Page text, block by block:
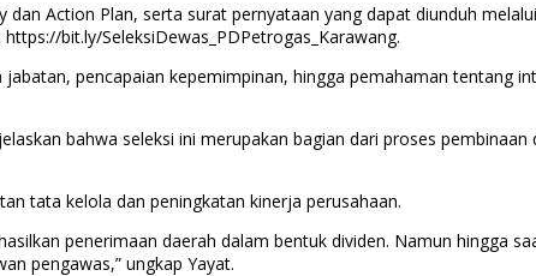
Action Plan, serta surat pernyataan yang dapat diunduh
bit.ly/SeleksiDewas_PDPetrogas_Karawang.
pencapaian kepemimpinan, hingga pemahaman tentang
bahwa seleksi ini merupakan bagian dari proses
tata kelola dan peningkatan kinerja perusahaan.
penerimaan daerah dalam bentuk dividen. Namun hingga
pengawas,” ungkap Yayat.